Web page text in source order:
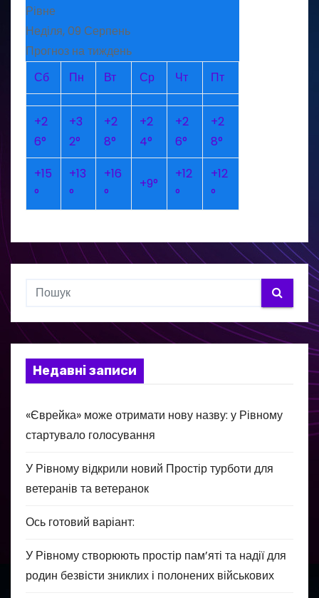
Рівне
Неділя, 09 Серпень
Прогноз на тиждень
Сб
Пн Вт Ср Чт Пт
+2
6°
+3
2°
+2
8°
+2
4°
+2
6°
+2
8°
+15
°
+13
°
+16
°
+9°
+12
°
+12
°
Недавні записи
«Єврейка» може отримати нову назву: у Рівному
стартувало голосування
У Рівному відкрили новий Простір турботи для
ветеранів та ветеранок
Ось готовий варіант:
У Рівному створюють простір пам’яті та надії для
родин безвісти зниклих і полонених військових